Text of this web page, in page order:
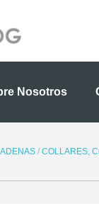
Nosotros
/ COLLARES,